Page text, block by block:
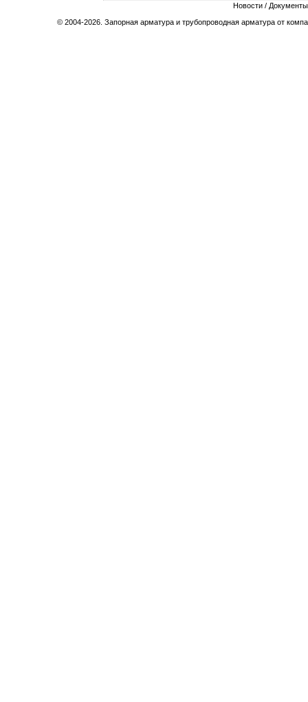
Новости / Документы
© 2004-2026. Запорная арматура и трубопроводная арматура от